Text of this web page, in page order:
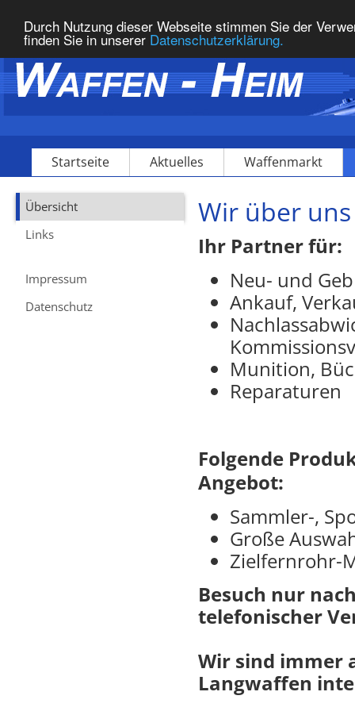
Durch Nutzung dieser Webseite stimmen Sie der
finden Sie in unserer Datenschutzerklärung.
Startseite Aktuelles Waffenmarkt
Übersicht
Links
Impressum
Datenschutz
Wir über
Ihr Partner für:
Neu- und
Ankauf,
Munition,
Reparaturen
Folgende
Angebot:
Sammler-,
Große
Zielfernrohr-
Besuch nur
telefonischer
Wir sind immer
Langwaffen